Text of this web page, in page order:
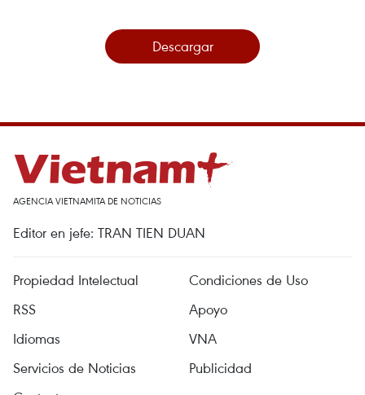
Descargar
AGENCIA VIETNAMITA DE NOTICIAS
Editor en jefe: TRAN TIEN DUAN
Propiedad Intelectual
Condiciones de Uso
RSS
Apoyo
Idiomas
VNA
Servicios de Noticias
Publicidad